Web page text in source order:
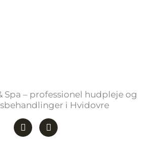
Spa – professionel hudpleje og
i Hvidovre
F
a
c
I
n
s